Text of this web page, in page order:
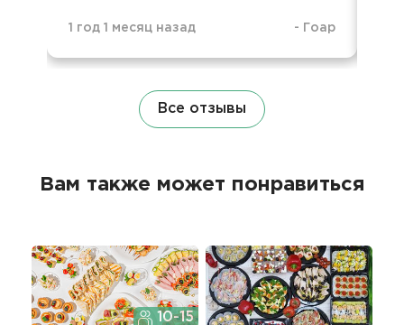
1 год 1 месяц назад - Гоар
Все отзывы
Вам также может понравиться
10-15